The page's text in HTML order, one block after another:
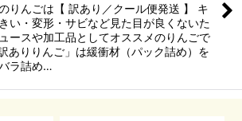
りんごは【 訳あり／クール便発送 】 キ
い・変形・サビなど見た目が良くないた
ースや加工品としてオススメのりんごで
ありりんご」は緩衝材（パック詰め）を
ラ詰め…